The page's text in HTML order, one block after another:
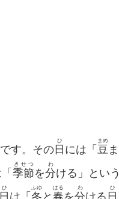
です。その日
ひ
には「 豆
まめ
季節
きせつ
を分
わ
ける」という
日
ひ
は「 冬
ふゆ
と 春
はる
を分
わ
ける 日
ひ